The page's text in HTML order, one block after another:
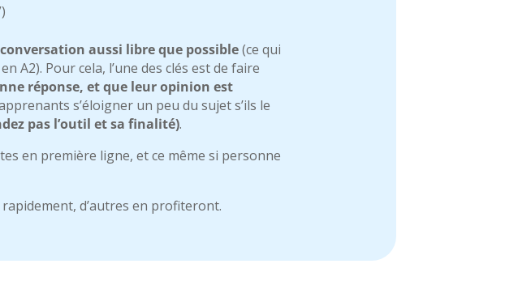
aussi libre que possible(ce qui
A2). Pour cela, l’une des clés est de faire
réponse, et que leur opinion est
s’éloigner un peu du sujet s’ils le
pas l’outil et sa finalité).
en première ligne, et ce même si personne
d’autres en profiteront.